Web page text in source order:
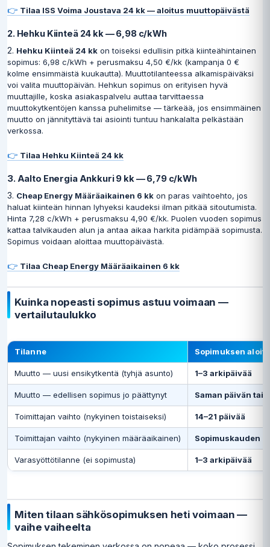
👉 Tilaa ISS Voima Joustava 24 kk — aloitus muuttopäivästä
2. Hehku Kiinteä 24 kk — 6,98 c/kWh
2. Hehku Kiinteä 24 kk on toiseksi edullisin pitkä kiinteähintainen
sopimus: 6,98 c/kWh + perusmaksu 4,50 €/kk (kampanja 0 €
kolme ensimmäistä kuukautta). Muuttotilanteessa alkamispäiväksi
voi valita muuttopäivän. Hehkun sopimus on erityisen hyvä
muuttajille, koska asiakaspalvelu auttaa tarvittaessa
muuttokytkentöjen kanssa puhelimitse — tärkeää, jos ensimmäinen
muutto on jännityttävä tai asiointi tuntuu hankalalta pelkästään
verkossa.
👉 Tilaa Hehku Kiinteä 24 kk
3. Aalto Energia Ankkuri 9 kk — 6,79 c/kWh
3. Cheap Energy Määräaikainen 6 kk on paras vaihtoehto, jos
haluat kiinteän hinnan lyhyeksi kaudeksi ilman pitkää sitoutumista.
Hinta 7,28 c/kWh + perusmaksu 4,90 €/kk. Puolen vuoden sopimus
kattaa talvikauden alun ja antaa aikaa harkita pidämpää sopimusta.
Sopimus voidaan aloittaa muuttopäivästä.
👉 Tilaa Cheap Energy Määräaikainen 6 kk
Kuinka nopeasti sopimus astuu voimaan —
vertailutaulukko
Tilanne Sopimuksen
Muutto — uusi ensikytkentä (tyhjä asunto) 1–3 arkipäivää
Muutto — edellisen sopimus jo päättynyt Saman päivän tai
Toimittajan vaihto (nykyinen toistaiseksi) 14–21 päivää
Toimittajan vaihto (nykyinen määräaikainen) Sopimuskauden
Varasyöttötilanne (ei sopimusta) 1–3 arkipäivää
Miten tilaan sähkösopimuksen heti voimaan —
vaihe vaiheelta